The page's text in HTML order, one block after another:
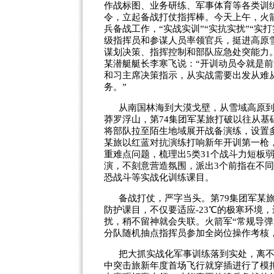
作战标图、业务研练、军事体育等各类
令，立起备战打仗指挥棒。今天上午，
兵备战工作，“实战实训”“实抗实扰”“实
级指挥员和参谋人员率领官兵，挺进高
谋划决策、指挥控制和部队应急处突能力
某潜艇艇长李寒飞说：“开训动员令就是
和习主席决策指示，从实战需要出发从
务。”
从南国林海到大漠戈壁，从雪域高原
莽罗浮山，第74集团军某旅打破以往从
将部队拉至陌生地域展开战备演练，设
某旅以红蓝对抗演练打响新年开训第一
重难点问题，梳理出5类31个战斗力短板
演，不刻意营造氛围，派出3个前指在不
恐战斗等实战化训练课目。
备战打仗，严字当头。第79集团军某
防护课目，不仅要适应-23℃的极寒环境
扰，稍不留神就会失联。火箭军“常规导
分队随机抽点指挥员参加全岗位操作考
把大抓实战化军事训练落到实处，离
中突击旅新年度首场飞行就穿插进行了